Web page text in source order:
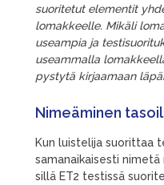
suoritetut elementit
lomakkeelle. Mikäli
useampia ja
useammalla
pystytä kirjaamaan
Nimeäminen
Kun luistelija suorittaa
samanaikaisesti
sillä ET2 testissä